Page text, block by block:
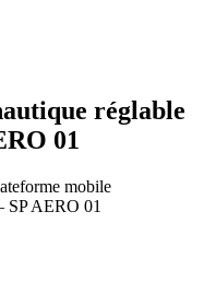
réglable
01
mobile
SP AERO 01